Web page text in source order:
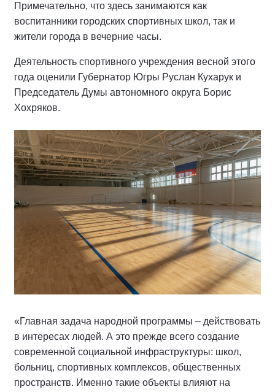
Примечательно, что здесь занимаются как
воспитанники городских спортивных школ, так и
жители города в вечерние часы.
Деятельность спортивного учреждения весной этого
года оценили Губернатор Югры Руслан Кухарук и
Председатель Думы автономного округа Борис
Хохряков.
«Главная задача народной программы – действовать
в интересах людей. А это прежде всего создание
современной социальной инфраструктуры: школ,
больниц, спортивных комплексов, общественных
пространств. Именно такие объекты влияют на